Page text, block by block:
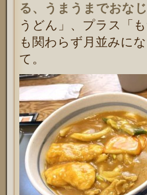
る、うまうまでおな
うどん」、プラス「
も関わらず月並みに
て。